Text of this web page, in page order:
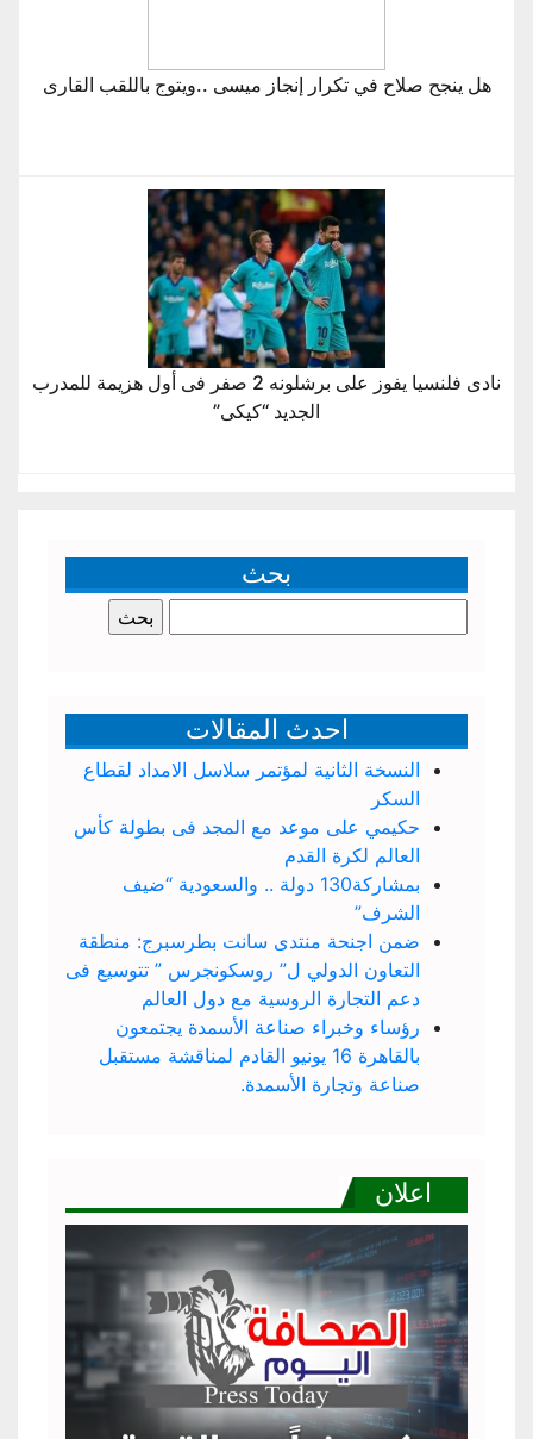
هل ينجح صلاح في تكرار إنجاز ميسى ..ويتوج باللقب القارى
نادى فلنسيا يفوز على برشلونه 2 صفر فى أول هزيمة للمدرب
الجديد “كيكى”
بحث
عن:
احدث المقالات
النسخة الثانية لمؤتمر سلاسل الامداد لقطاع
السكر
حكيمي على موعد مع المجد فى بطولة كأس
العالم لكرة القدم
بمشاركة130 دولة .. والسعودية “ضيف
الشرف”
ضمن اجنحة منتدى سانت بطرسبرج: منطقة
التعاون الدولي ل” روسكونجرس ” تتوسيع فى
دعم التجارة الروسية مع دول العالم
رؤساء وخبراء صناعة الأسمدة يجتمعون
بالقاهرة 16 يونيو القادم لمناقشة مستقبل
صناعة وتجارة الأسمدة.
اعلان